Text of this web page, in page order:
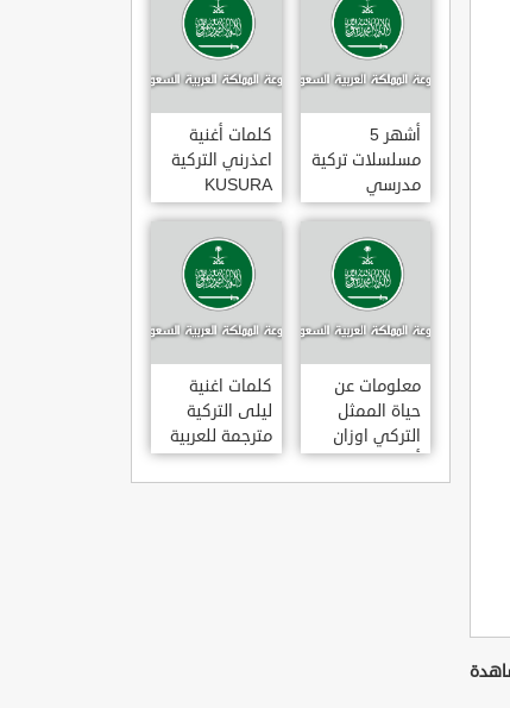
أشهر 5
مسلسلات تركية
مدرسي
رومانسي و
كوميدي و
درامي مدبلج.
في تركيا
كلمات أغنية
اعذرني التركية
KUSURA
BAKMA
مترجمة للعربية
غناء المطربة
سيزن أكسو
SEZEN AKSU
معلومات عن
حياة الممثل
التركي اوزان
أكبابا OZAN
AKBABA
كلمات اغنية
ليلى التركية
مترجمة للعربية
غناء المطرب
مراد دالكليليتش